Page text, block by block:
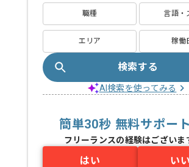
職種 言語・
エリア 稼働
検索する
AI検索を使ってみる
簡単30秒 無料サポー
フリーランスの経験はございま
はい い